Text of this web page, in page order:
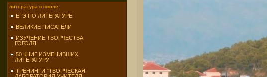
литература в школе
ЕГЭ ПО ЛИТЕРАТУРЕ
ВЕЛИКИЕ ПИСАТЕЛИ
ИЗУЧЕНИЕ ТВОРЧЕСТВА
ГОГОЛЯ
50 КНИГ ИЗМЕНИВШИХ
ЛИТЕРАТУРУ
ТРЕНИНГИ "ТВОРЧЕСКАЯ